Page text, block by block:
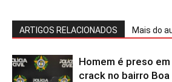
ARTIGOS RELACIONADOS Mais do
Homem é preso
crack no bairro